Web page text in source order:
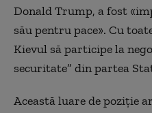
Donald Trump, a fost
său pentru pace». Cu
Kievul să participe la
securitate” din partea
Această luare de poziţie